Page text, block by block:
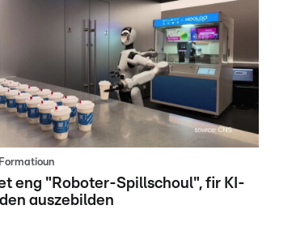
eng "Roboter-Spillschoul", fir KI-
auszebilden